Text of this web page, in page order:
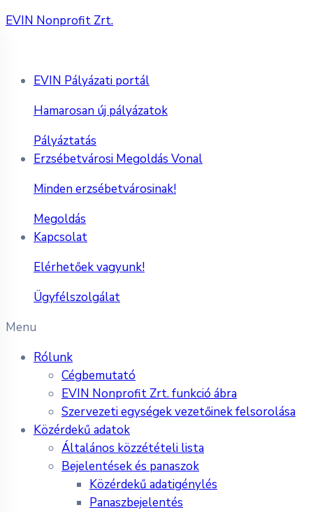
EVIN Nonprofit Zrt.
EVIN Pályázati portál
Hamarosan új pályázatok
Pályáztatás
Erzsébetvárosi Megoldás Vonal
Minden erzsébetvárosinak!
Megoldás
Kapcsolat
Elérhetőek vagyunk!
Ügyfélszolgálat
Menu
Rólunk
Cégbemutató
EVIN Nonprofit Zrt. funkció ábra
Szervezeti egységek vezetőinek felsorolása
Közérdekű adatok
Általános közzétételi lista
Bejelentések és panaszok
Közérdekű adatigénylés
Panaszbejelentés